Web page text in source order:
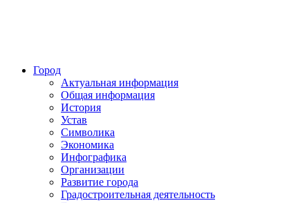
Город
Актуальная информация
Общая информация
История
Устав
Символика
Экономика
Инфографика
Организации
Развитие города
Градостроительная деятельность